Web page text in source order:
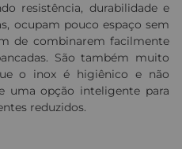
resistência, durabilidade e
ocupam pouco espaço sem
de combinarem facilmente
São também muito
o inox é higiênico e não
uma opção inteligente para
reduzidos.